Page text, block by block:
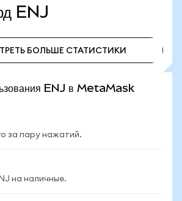
ENJ
БОЛЬШЕ СТАТИСТИКИ
ENJ в MetaMask
за пару нажатий.
на наличные.